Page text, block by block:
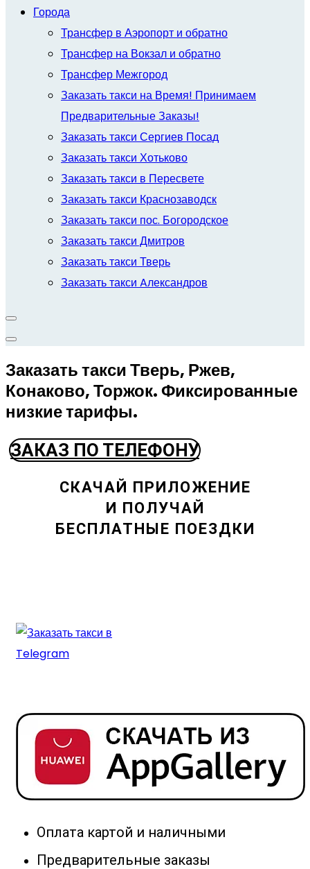
Города
Трансфер в Аэропорт и обратно
Трансфер на Вокзал и обратно
Трансфер Межгород
Заказать такси на Время! Принимаем
Предварительные Заказы!
Заказать такси Сергиев Посад
Заказать такси Хотьково
Заказать такси в Пересвете
Заказать такси Краснозаводск
Заказать такси пос. Богородское
Заказать такси Дмитров
Заказать такси Тверь
Заказать такси Aлександров
Заказать такси Тверь, Ржев,
Конаково, Торжок. Фиксированные
низкие тарифы.
ЗАКАЗ ПО ТЕЛЕФОНУ
СКАЧАЙ ПРИЛОЖЕНИЕ
И ПОЛУЧАЙ
БЕСПЛАТНЫЕ ПОЕЗДКИ
Оплата картой и наличными
Предварительные заказы